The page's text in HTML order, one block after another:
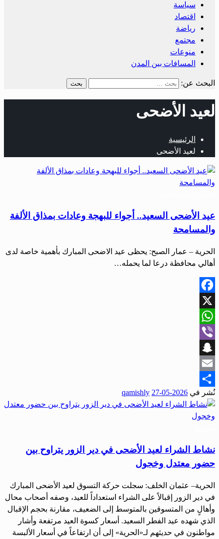
سياسة
اقتصاد
رياضة
مجتمع
منوعات
المسافات بين المدن
البحث عن:
لعيد الأضحى
الرئيسية
لعيد الأضحى
عيد الأضحى السعيد.. أجواء للبهجة وعادات بمذاق الألفة
والمسامحة
الحرية – عمار الصبح: يحظى عيد الاضحى المبارك بأهمية خاصة لدى
أهالي محافظة درعا لما يحمله…
Facebook
X
WhatsApp
Viber
Snapchat
Email
Share
نُشر في 2026-05-27
qamishly
نشاط الشراء لعيد الأضحى في دير الزور يتراوح بين
حضور معتدل وخجول
الحرية– عثمان الخلف: سجلت حركة التسوق لعيد الأضحى المبارك
في دير الزور إقبالاً على الشراء استعداداً للعيد، وصفه أصحاب محال
وأهالٍ من المتسوقين بالمتوسط إلى الضعيف، مقارنة بحجم الإقبال
الذي شهده عيد الفطر السعيد. أسعار كسوة العيد مرتفعة وأشار
مواطنون في حديثهم لـ«الحرية» إلى أن ارتفاعاً في أسعار الألبسة